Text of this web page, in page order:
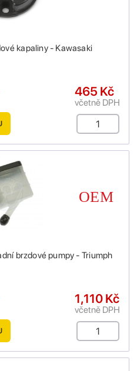
kapaliny - Kawasaki
465 Kč
včetně DPH
brzdové pumpy - Triumph
1,110 Kč
včetně DPH